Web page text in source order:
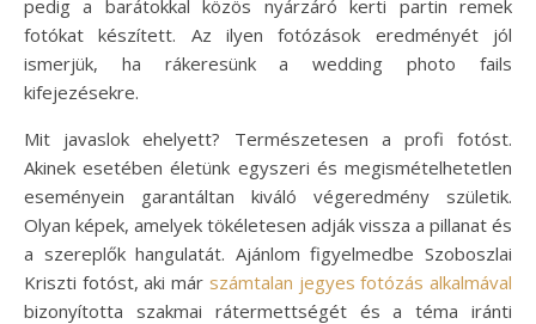
pedig a barátokkal közös nyárzáró kerti partin remek
fotókat készített. Az ilyen fotózások eredményét jól
ismerjük, ha rákeresünk a wedding photo fails
kifejezésekre.
Mit javaslok ehelyett? Természetesen a profi fotóst.
Akinek esetében életünk egyszeri és megismételhetetlen
eseményein garantáltan kiváló végeredmény születik.
Olyan képek, amelyek tökéletesen adják vissza a pillanat és
a szereplők hangulatát. Ajánlom figyelmedbe Szoboszlai
Kriszti fotóst, aki már számtalan jegyes fotózás alkalmával
bizonyította szakmai rátermettségét és a téma iránti